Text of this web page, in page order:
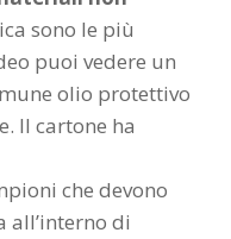
sono le più
puoi vedere un
olio protettivo
Il cartone ha
che devono
all’interno di